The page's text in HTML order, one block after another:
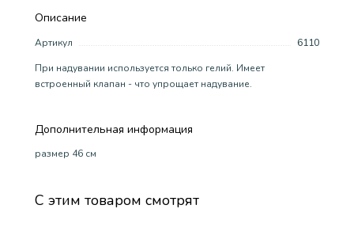
Описание
Артикул
6110
При надувании используется только гелий. Имеет
встроенный клапан - что упрощает надувание.
Дополнительная информация
размер 46 см
С этим товаром смотрят